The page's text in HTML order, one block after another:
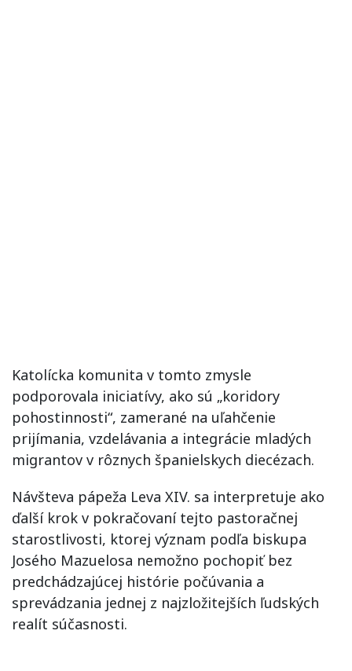
Katolícka komunita v tomto zmysle
podporovala iniciatívy, ako sú „koridory
pohostinnosti“, zamerané na uľahčenie
prijímania, vzdelávania a integrácie mladých
migrantov v rôznych španielskych diecézach.
Návšteva pápeža Leva XIV. sa interpretuje ako
ďalší krok v pokračovaní tejto pastoračnej
starostlivosti, ktorej význam podľa biskupa
Josého Mazuelosa nemožno pochopiť bez
predchádzajúcej histórie počúvania a
sprevádzania jednej z najzložitejších ľudských
realít súčasnosti.